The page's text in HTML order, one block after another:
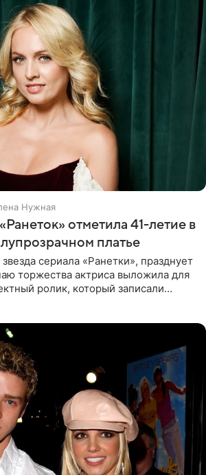
Нужная
отметила 41-летие в
платье
сериала «Ранетки», празднует
торжества актриса выложила для
ролик, который записали